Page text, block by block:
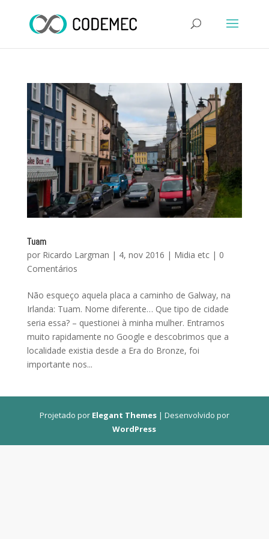
Tuam
por Ricardo Largman | 4, nov 2016 | Midia etc| 0
Comentários
Não esqueço aquela placa a caminho de Galway, na
Irlanda: Tuam. Nome diferente… Que tipo de cidade
seria essa? – questionei à minha mulher. Entramos
muito rapidamente no Google e descobrimos que a
localidade existia desde a Era do Bronze, foi
importante nos...
Projetado por Elegant Themes| Desenvolvido por
WordPress